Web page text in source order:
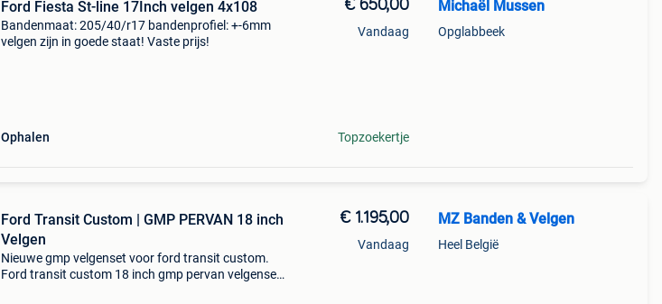
Ford Fiesta St-line 17Inch velgen 4x108
Bandenmaat: 205/40/r17 bandenprofiel: +-6mm
velgen zijn in goede staat! Vaste prijs!
Ophalen
€ 650,00
Vandaag
Topzoekertje
Michaël Mussen
Opglabbeek
Ford Transit Custom | GMP PERVAN 18 inch
Velgen
Nieuwe gmp velgenset voor ford transit custom.
Ford transit custom 18 inch gmp pervan velgenset.
€ 1.195,00
Vandaag
MZ Banden & Velgen
Heel België